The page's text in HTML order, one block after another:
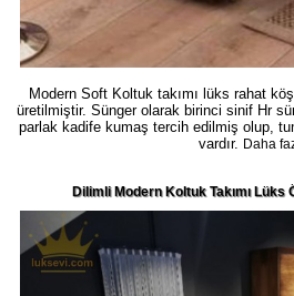
Modern Soft Koltuk takımı lüks rahat
üretilmiştir. Sünger olarak birinci sinif Hr
parlak kadife kumaş tercih edilmiş olup,
vardır. Daha
Dilimli Modern Koltuk Takımı Lüks